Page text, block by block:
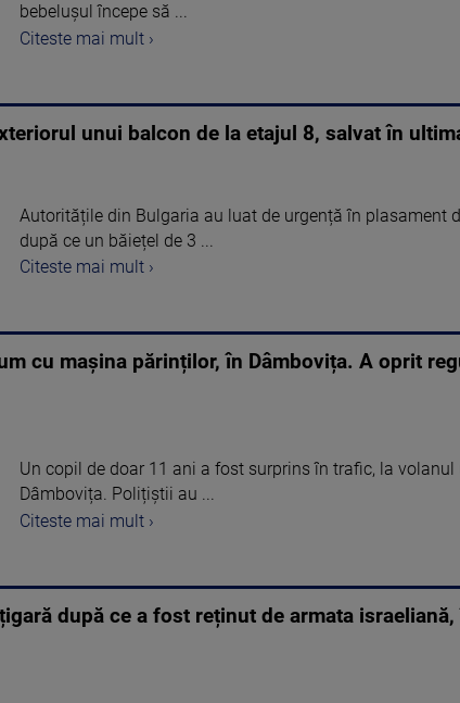
bebelușul începe să ...
Citeste mai mult ›
unui balcon de la etajul 8, salvat în
Autoritățile din Bulgaria au luat de urgență în plasament
după ce un băiețel de 3 ...
Citeste mai mult ›
cu mașina părinților, în Dâmbovița. A oprit
Un copil de doar 11 ani a fost surprins în trafic, la
Dâmbovița. Polițiștii au ...
Citeste mai mult ›
după ce a fost reținut de armata israeliană,